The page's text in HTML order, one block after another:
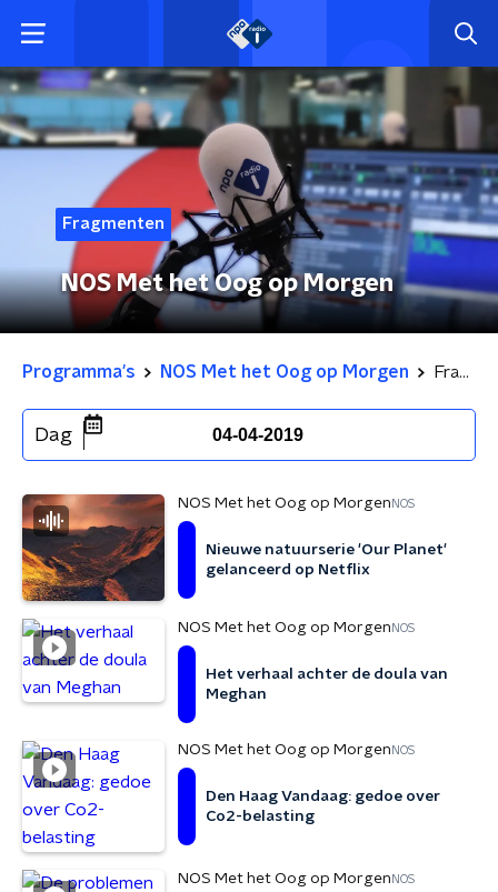
Fragmenten
NOS Met het Oog op Morgen
Programma's NOS Met het Oog op Morgen Fragmenten
Dag 04-04-2019
NOS Met het Oog op Morgen NOS
Nieuwe natuurserie 'Our Planet'
gelanceerd op Netflix
NOS Met het Oog op Morgen NOS
Het verhaal achter de doula van
Meghan
NOS Met het Oog op Morgen NOS
Den Haag Vandaag: gedoe over
Co2-belasting
NOS Met het Oog op Morgen NOS